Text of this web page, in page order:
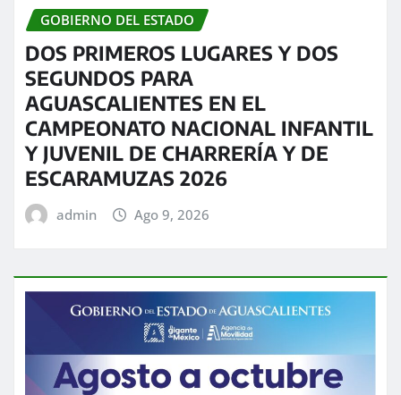
GOBIERNO DEL ESTADO
DOS PRIMEROS LUGARES Y DOS
SEGUNDOS PARA
AGUASCALIENTES EN EL
CAMPEONATO NACIONAL INFANTIL
Y JUVENIL DE CHARRERÍA Y DE
ESCARAMUZAS 2026
admin Ago 9, 2026